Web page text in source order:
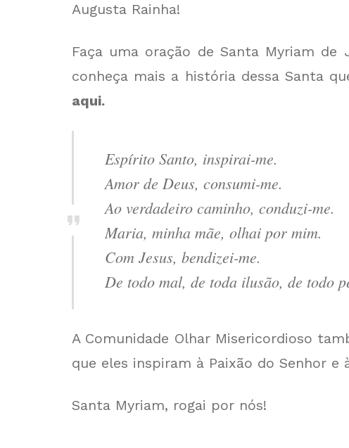
Augusta Rainha!
Faça uma oração de Santa Myriam de
conheça mais a história dessa Santa
aqui.
Espírito Santo, inspirai-me.
Amor de Deus, consumi-me.
Ao verdadeiro caminho, conduzi-me.
Maria, minha mãe, olhai por mim.
Com Jesus, bendizei-me.
De todo mal, de toda ilusão, de todo
A Comunidade Olhar Misericordioso
que eles inspiram à Paixão do Senhor e
Santa Myriam, rogai por nós!